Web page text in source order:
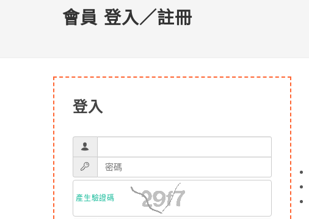
會員 登入／註冊
登入
產生驗證碼